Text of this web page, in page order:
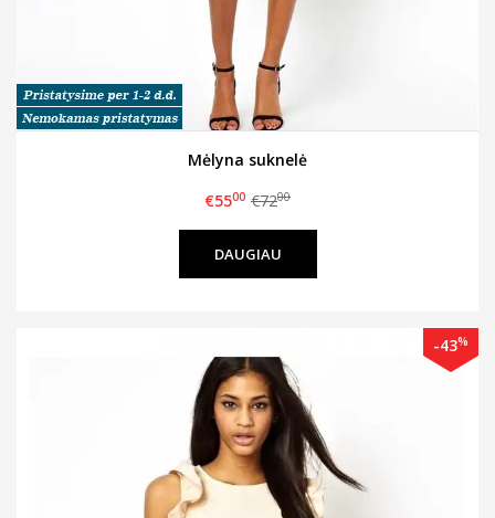
Mėlyna suknelė
€5500 €7200
DAUGIAU
-43%